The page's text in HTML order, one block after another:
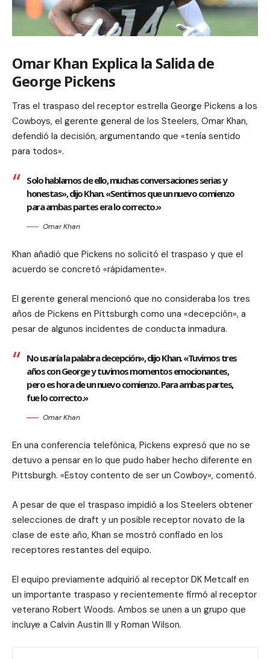
Omar Khan Explica la Salida de
George Pickens
Tras el traspaso del receptor estrella George Pickens a los
Cowboys, el gerente general de los Steelers, Omar Khan,
defendió la decisión, argumentando que «tenía sentido
para todos».
Solo hablamos de ello, muchas conversaciones serias y
honestas», dijo Khan. «Sentimos que un nuevo comienzo
para ambas partes era lo correcto.»
Omar Khan
Khan añadió que Pickens no solicitó el traspaso y que el
acuerdo se concretó «rápidamente».
El gerente general mencionó que no consideraba los tres
años de Pickens en Pittsburgh como una «decepción», a
pesar de algunos incidentes de conducta inmadura.
No usaría la palabra decepción», dijo Khan. «Tuvimos tres
años con George y tuvimos momentos emocionantes,
pero es hora de un nuevo comienzo. Para ambas partes,
fue lo correcto.»
Omar Khan
En una conferencia telefónica, Pickens expresó que no se
detuvo a pensar en lo que pudo haber hecho diferente en
Pittsburgh. «Estoy contento de ser un Cowboy», comentó.
A pesar de que el traspaso impidió a los Steelers obtener
selecciones de draft y un posible receptor novato de la
clase de este año, Khan se mostró confiado en los
receptores restantes del equipo.
El equipo previamente adquirió al receptor DK Metcalf en
un importante traspaso y recientemente firmó al receptor
veterano Robert Woods. Ambos se unen a un grupo que
incluye a Calvin Austin III y Roman Wilson.